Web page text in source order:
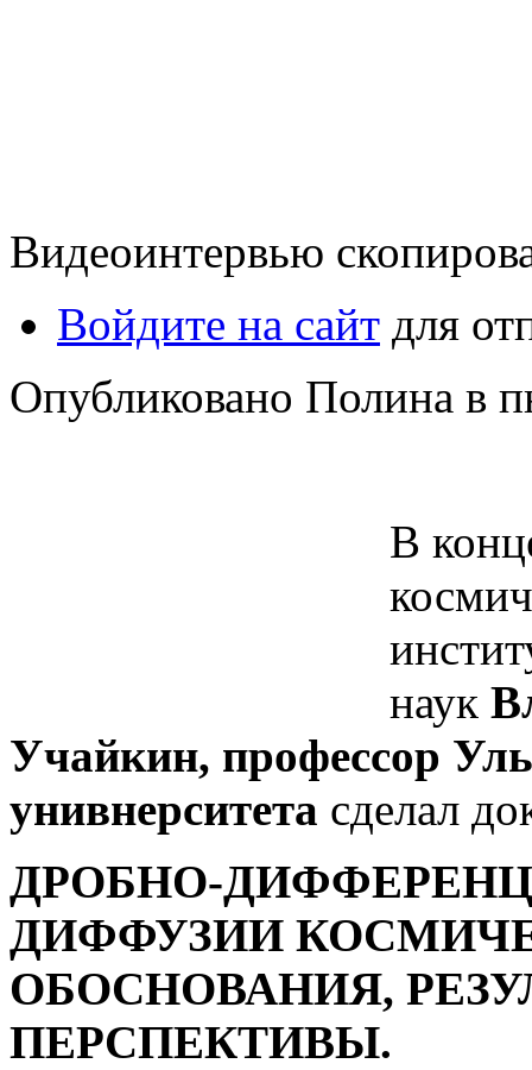
Видеоинтервью
Войдите на сайт для
Опубликовано Полина в
В
наук
Учайкин, профессор
унивнерситета сделал
ДРОБНО-
ДИФФУЗИИ
ОБОСНОВАНИЯ,
ПЕРСПЕКТИВЫ.